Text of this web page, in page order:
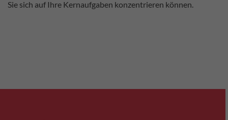
Sie sich auf Ihre Kernaufgaben konzentrieren können.